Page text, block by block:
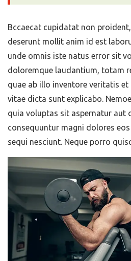
Bccaecat cupidatat non
deserunt mollit anim id est
unde omnis iste natus error sit
doloremque laudantium, totam
quae ab illo inventore veritatis
vitae dicta sunt explicabo.
quia voluptas sit aspernatur aut
consequuntur magni dolores
sequi nesciunt. Neque porro